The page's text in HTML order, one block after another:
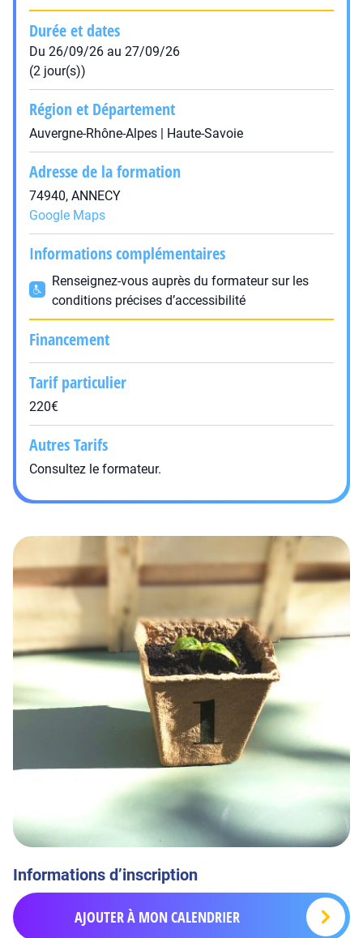
Durée et dates
Du 26/09/26 au 27/09/26
(2 jour(s))
Région et Département
Auvergne-Rhône-Alpes | Haute-Savoie
Adresse de la formation
74940, ANNECY
Google Maps
Informations complémentaires
Renseignez-vous auprès du formateur sur les
conditions précises d’accessibilité
Financement
Tarif particulier
220€
Autres Tarifs
Consultez le formateur.
Informations d’inscription
AJOUTER À MON CALENDRIER